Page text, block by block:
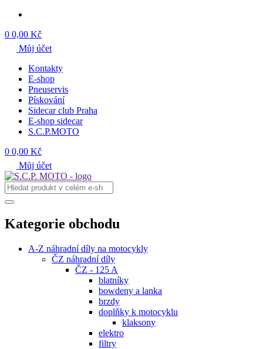
0 0,00 Kč
Můj účet
Kontakty
E-shop
Pneuservis
Pískování
Sidecar club Praha
E-shop sidecar
S.C.P.MOTO
0 0,00 Kč
Můj účet
Kategorie obchodu
A-Z náhradní díly na motocykly
ČZ náhradní díly
ČZ - 125 A
blatníky
bowdeny a lanka
brzdy
doplňky k motocyklu
klaksony
elektro
filtry